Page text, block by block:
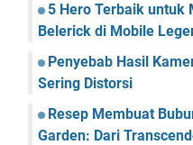
5 Hero Terbaik untuk
Belerick di Mobile
Penyebab Hasil
Sering Distorsi
Resep Membuat
Garden: Dari